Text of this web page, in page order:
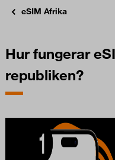
eSIM Afrika
Hur fungerar
republiken?